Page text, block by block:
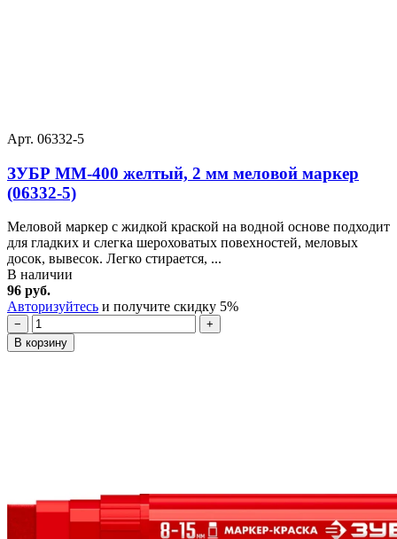
Арт. 06332-5
ЗУБР ММ-400 желтый, 2 мм меловой маркер
(06332-5)
Меловой маркер с жидкой краской на водной основе подходит
для гладких и слегка шероховатых повехностей, меловых
досок, вывесок. Легко стирается, ...
В наличии
96 руб.
Авторизуйтесь и получите скидку 5%
−
+
В корзину